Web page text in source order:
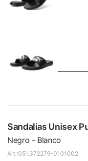
Sandalias Unisex
Negro - Blanco
051.372279-0101002